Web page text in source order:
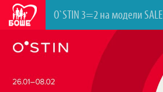
О`STIN 3=2 на модели SALE